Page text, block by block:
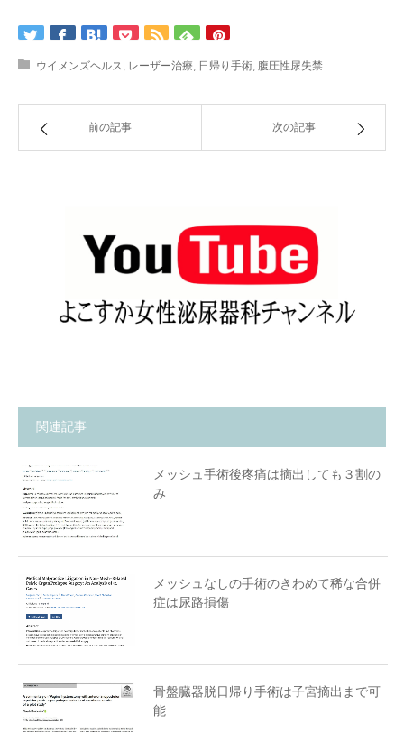
ウイメンズヘルス, レーザー治療, 日帰り手術, 腹圧性尿失禁
前の記事 次の記事
関連記事
メッシュ手術後疼痛は摘出しても３割の
み
メッシュなしの手術のきわめて稀な合併
症は尿路損傷
骨盤臓器脱日帰り手術は子宮摘出まで可
能